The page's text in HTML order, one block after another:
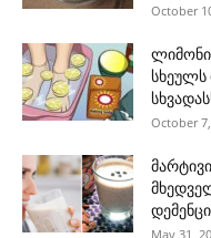
October
October
May 31,